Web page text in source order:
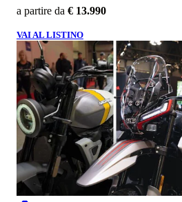
a partire da € 13.990
VAI AL LISTINO